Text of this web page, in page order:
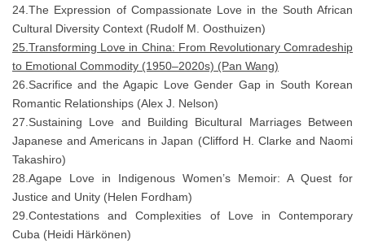
24.The Expression of Compassionate Love in the South African
Cultural Diversity Context (Rudolf M. Oosthuizen)
25.Transforming Love in China: From Revolutionary Comradeship
to Emotional Commodity (1950–2020s) (Pan Wang)
26.Sacrifice and the Agapic Love Gender Gap in South Korean
Romantic Relationships (Alex J. Nelson)
27.Sustaining Love and Building Bicultural Marriages Between
Japanese and Americans in Japan (Clifford H. Clarke and Naomi
Takashiro)
28.Agape Love in Indigenous Women’s Memoir: A Quest for
Justice and Unity (Helen Fordham)
29.Contestations and Complexities of Love in Contemporary
Cuba (Heidi Härkönen)